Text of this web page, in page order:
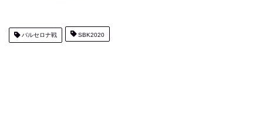
バルセロナ戦 SBK2020